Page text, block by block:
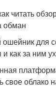
читать
обман
для
и как за ним
свое облако